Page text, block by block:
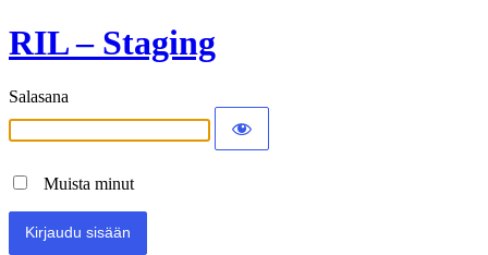
RIL – Staging
Salasana
Muista minut